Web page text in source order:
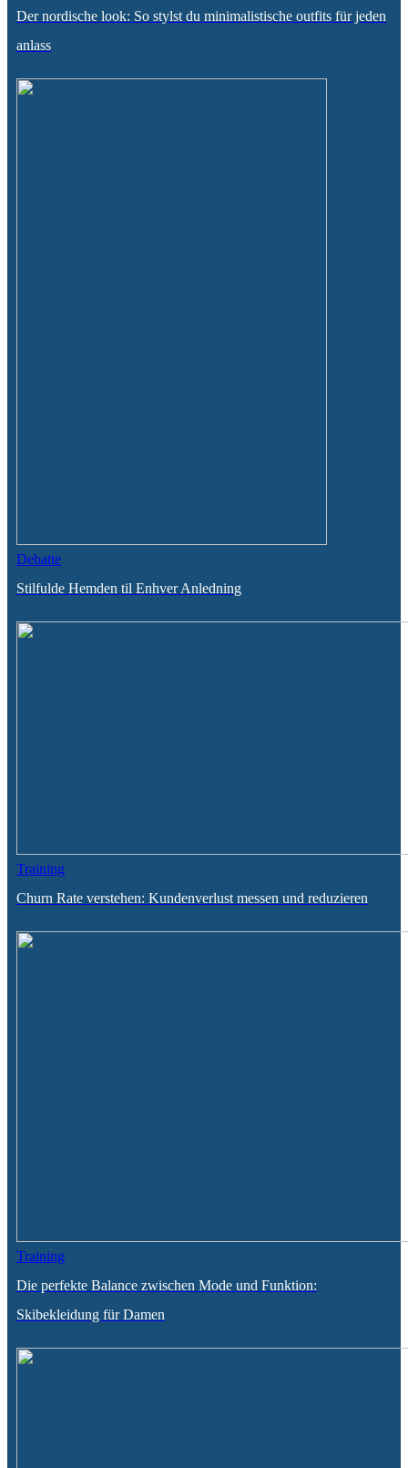
Der nordische look: So stylst du minimalistische outfits für jeden
anlass
Debatte
Stilfulde Hemden til Enhver Anledning
Training
Churn Rate verstehen: Kundenverlust messen und reduzieren
Training
Die perfekte Balance zwischen Mode und Funktion:
Skibekleidung für Damen